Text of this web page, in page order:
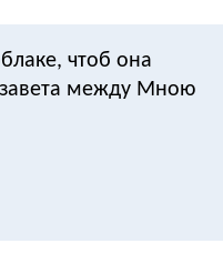
чтоб она
завета между Мною